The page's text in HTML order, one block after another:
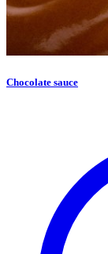
Chocolate sauce